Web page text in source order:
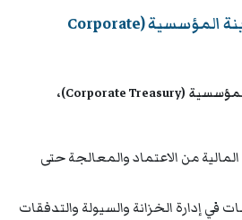
أهداف دورة إدارة الخزينة المؤسسية (Corporate
بنهاية دورة إدارة الخزينة المؤسسية (Corporate Treasury)،
من الاعتماد والمعالجة حتى
في إدارة الخزانة والسيولة والتدفقات